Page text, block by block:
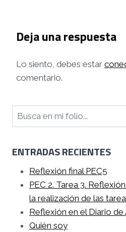
Deja una respuesta
Lo siento, debes estar
comentario.
Buscar
ENTRADAS RECIENTES
Reflexión final PEC5
PEC 2. Tarea 3.
la realización de las
Reflexión en el Diario de
Quién soy